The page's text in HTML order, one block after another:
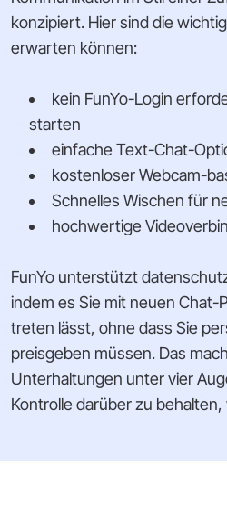
konzipiert. Hier sind die
erwarten können:
kein FunYo-Login
starten
einfache Text-Chat-
kostenloser Webcam-
Schnelles Wischen für
hochwertige
FunYo unterstützt
indem es Sie mit neuen Chat-
treten lässt, ohne dass Sie
preisgeben müssen. Das
Unterhaltungen unter vier
Kontrolle darüber zu